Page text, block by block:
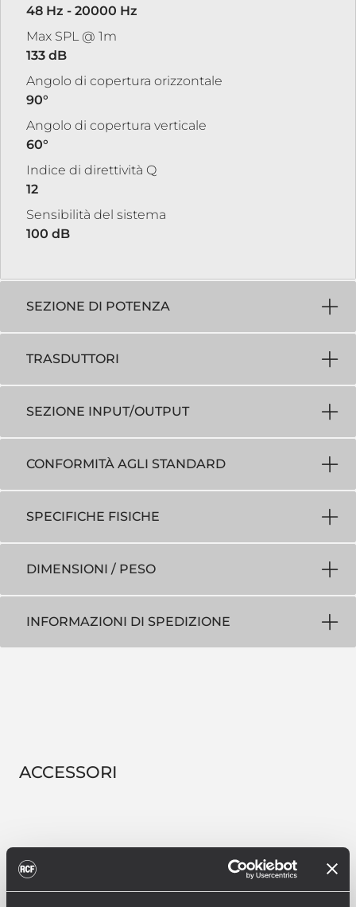
48 Hz - 20000 Hz
Max SPL @ 1m
133 dB
Angolo di copertura orizzontale
90°
Angolo di copertura verticale
60°
Indice di direttività Q
12
Sensibilità del sistema
100 dB
SEZIONE DI POTENZA
TRASDUTTORI
SEZIONE INPUT/OUTPUT
CONFORMITÀ AGLI STANDARD
SPECIFICHE FISICHE
DIMENSIONI / PESO
INFORMAZIONI DI SPEDIZIONE
ACCESSORI